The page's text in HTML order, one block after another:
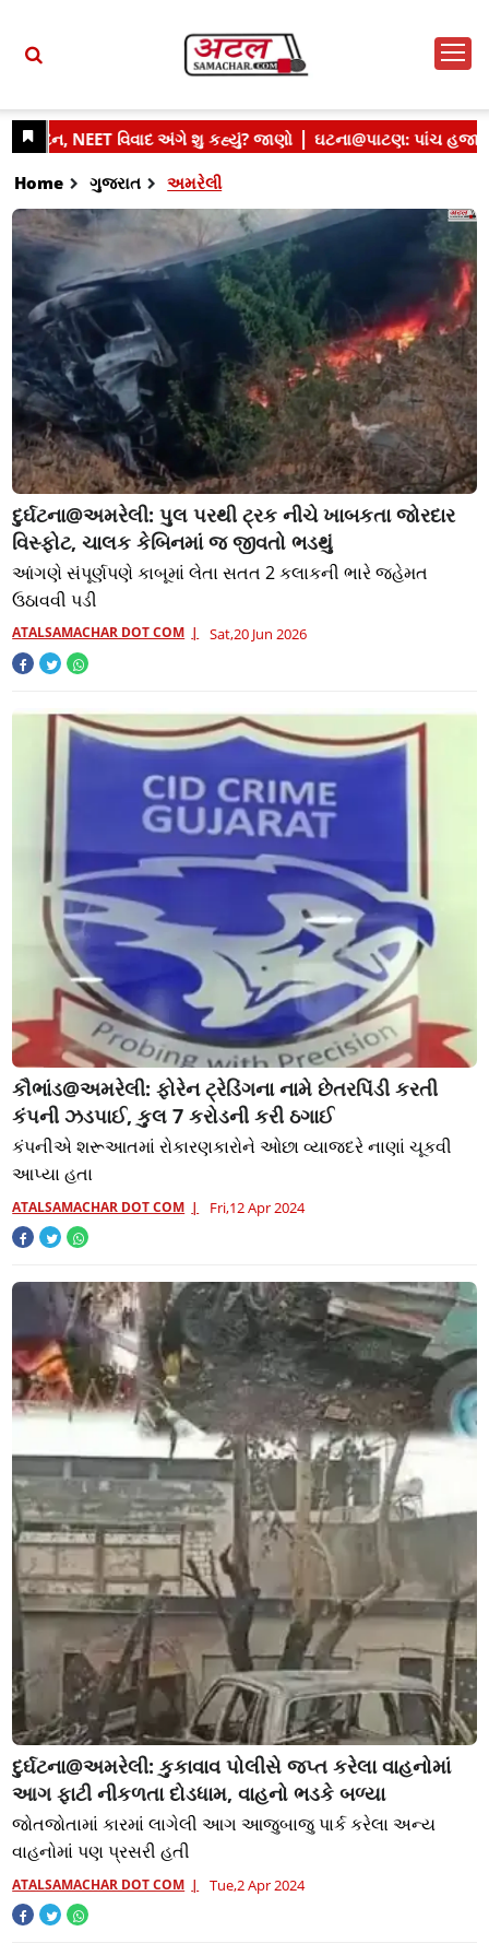
Home ગુજરાત અમરેલી
દુર્ઘટના@અમરેલી: પુલ પરથી ટ્રક નીચે ખાબકતા જોરદાર
વિસ્ફોટ, ચાલક કેબિનમાં જ જીવતો ભડથું
આંગણે સંપૂર્ણપણે કાબૂમાં લેતા સતત 2 કલાકની ભારે જહેમત
ઉઠાવવી પડી
ATALSAMACHAR DOT COM Sat,20 Jun 2026
કૌભાંડ@અમરેલી: ફોરેન ટ્રેડિંગના નામે છેતરપિંડી કરતી
કંપની ઝડપાઈ, કુલ 7 કરોડની કરી ઠગાઈ
કંપનીએ શરૂઆતમાં રોકારણકારોને ઓછા વ્યાજદરે નાણાં ચૂકવી
આપ્યા હતા
ATALSAMACHAR DOT COM Fri,12 Apr 2024
દુર્ઘટના@અમરેલી: કુકાવાવ પોલીસે જપ્ત કરેલા વાહનોમાં
આગ ફાટી નીકળતા દોડધામ, વાહનો ભડકે બળ્યા
જોતજોતામાં કારમાં લાગેલી આગ આજુબાજુ પાર્ક કરેલા અન્ય
વાહનોમાં પણ પ્રસરી હતી
ATALSAMACHAR DOT COM Tue,2 Apr 2024